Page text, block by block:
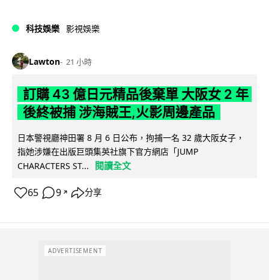
科技娛樂 影視娛樂
Lawton 21 小時
訂購 43 億日元精品後棄單 大阪女 2 年
後終被捕 涉海賊王,火影周邊產品
日本警視廳神田署 8 月 6 日公布，拘捕一名 32 歲大阪女子，
指她涉嫌在出版巨頭集英社旗下官方網店「JUMP
CHARACTERS ST...
閱讀全文
65 9 ↗ 分享
ADVERTISEMENT